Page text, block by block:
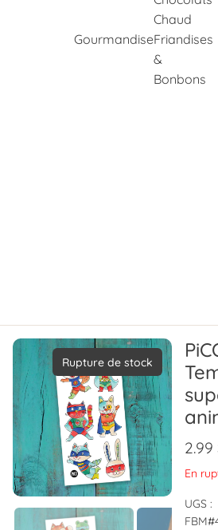
Gourmandise
Chaud
Friandises
&
Bonbons
Rupture de stock
2.99
En
UGS :